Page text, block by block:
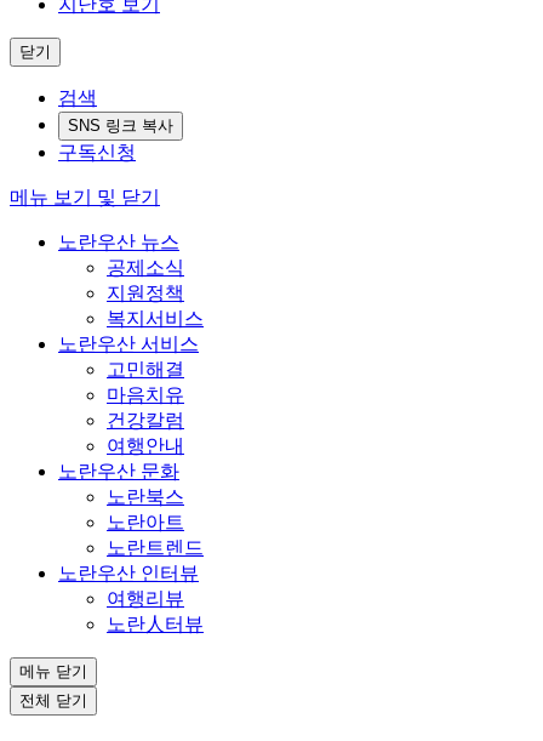
닫기
검색
SNS 링크 복사
구독신청
메뉴 보기 및 닫기
노란우산 뉴스
공제소식
지원정책
복지서비스
노란우산 서비스
고민해결
마음치유
건강칼럼
여행안내
노란우산 문화
노란북스
노란아트
노란트렌드
노란우산 인터뷰
여행리뷰
노란人터뷰
메뉴 닫기
전체 닫기